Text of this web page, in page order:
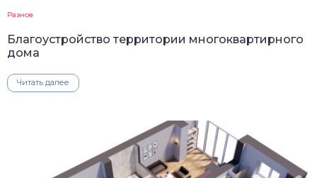
Разное
Благоустройство территории многоквартирного
дома
Читать далее